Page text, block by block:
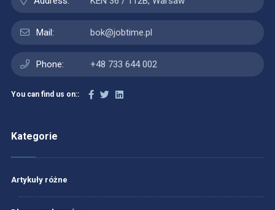
Mail: bok@jobtime.pl
Phone: +48 733 644 002
You can find us on::
Kategorie
Artykuły różne